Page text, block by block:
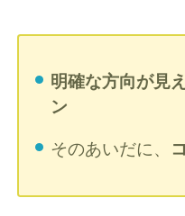
明確な方向が見
ン
そのあいだに、